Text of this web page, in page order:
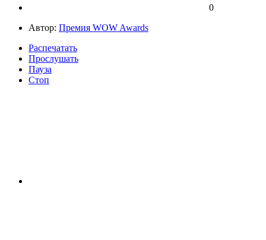
0
Автор: Премия WOW Awards
Распечатать
Прослушать
Пауза
Стоп